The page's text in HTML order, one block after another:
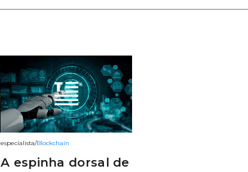
especialista/Blockchain
A espinha dorsal de